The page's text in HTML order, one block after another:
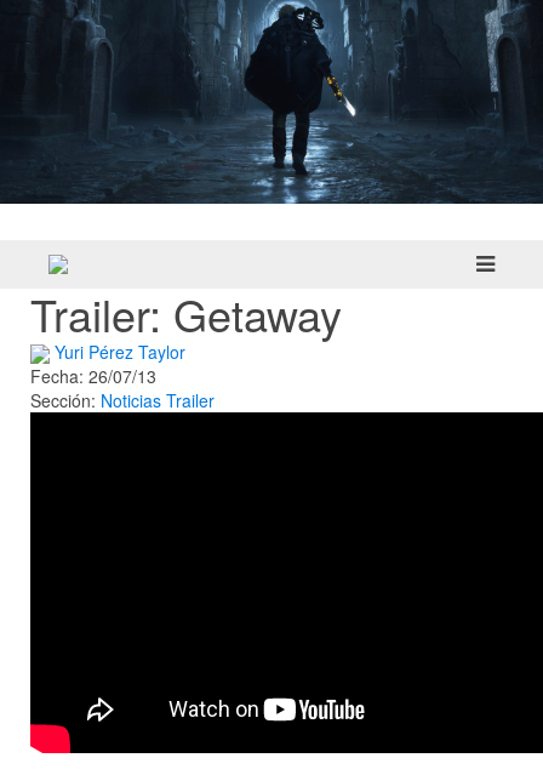
Trailer: Getaway
Yuri Pérez Taylor
Fecha: 26/07/13
Sección: Noticias Trailer